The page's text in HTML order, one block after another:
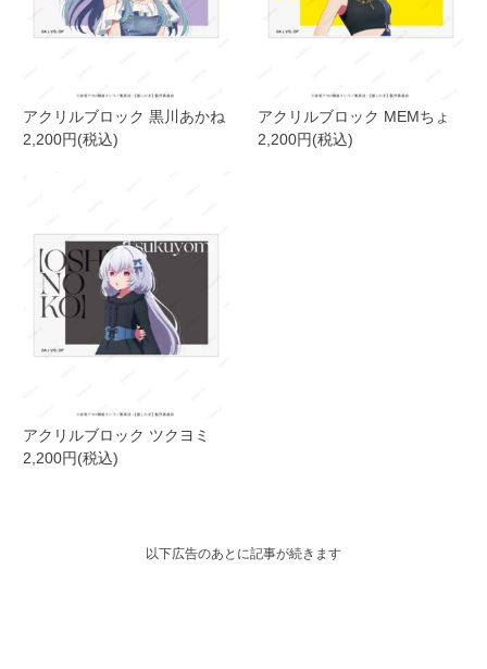
アクリルブロック 黒川あかね
2,200円(税込)
アクリルブロック MEMちょ
2,200円(税込)
アクリルブロック ツクヨミ
2,200円(税込)
以下広告のあとに記事が続きます